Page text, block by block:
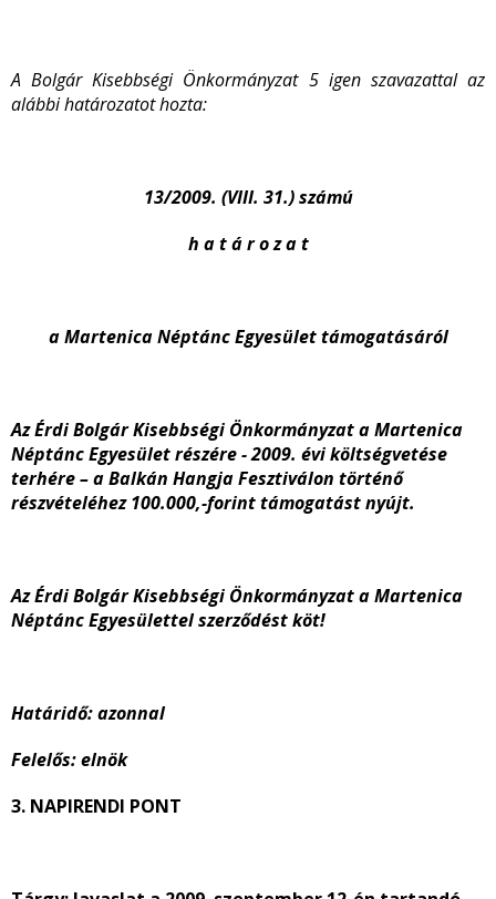
A Bolgár Kisebbségi Önkormányzat 5 igen szavazattal az
alábbi határozatot hozta:
13/2009. (VIII. 31.) számú
h a t á r o z a t
a Martenica Néptánc Egyesület támogatásáról
Az Érdi Bolgár Kisebbségi Önkormányzat a Martenica
Néptánc Egyesület részére - 2009. évi költségvetése
terhére – a Balkán Hangja Fesztiválon történő
részvételéhez 100.000,-forint támogatást nyújt.
Az Érdi Bolgár Kisebbségi Önkormányzat a Martenica
Néptánc Egyesülettel szerződést köt!
Határidő: azonnal
Felelős: elnök
3. NAPIRENDI PONT